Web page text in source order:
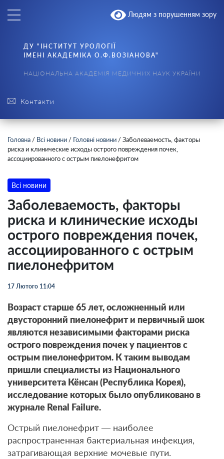
Людям з порушенням зору
Контакти
ДУ "ІНСТИТУТ УРОЛОГІЇ
ІМЕНІ АКАДЕМІКА О.Ф.ВОЗІАНОВА"
НАЦІОНАЛЬНА АКАДЕМІЯ МЕДИЧНИХ НАУК УКРАЇНИ
Головна / Всі новини / Головні новини /Заболеваемость, факторы
риска и клинические исходы острого повреждения почек,
ассоциированного с острым пиелонефритом
Всі новини
Заболеваемость, факторы
риска и клинические исходы
острого повреждения почек,
ассоциированного с острым
пиелонефритом
17 Лютого 11:04
Возраст старше 65 лет, осложненный или
двусторонний пиелонефрит и первичный шок
являются независимыми факторами риска
острого повреждения почек у пациентов с
острым пиелонефритом. К таким выводам
пришли специалисты из Национального
университета Кёнсан (Республика Корея),
исследование которых было опубликовано в
журнале Renal Failure.
Острый пиелонефрит — наиболее
распространенная бактериальная инфекция,
затрагивающая верхние мочевые пути.